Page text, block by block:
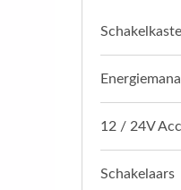
12 / 24V
Schakelaars